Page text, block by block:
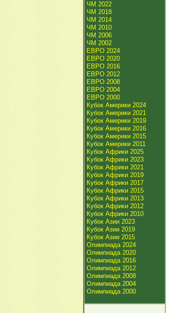
ЧМ 2022
ЧМ 2018
ЧМ 2014
ЧМ 2010
ЧМ 2006
ЧМ 2002
ЕВРО 2024
ЕВРО 2020
ЕВРО 2016
ЕВРО 2012
ЕВРО 2008
ЕВРО 2004
ЕВРО 2000
Кубок Америки 2024
Кубок Америки 2021
Кубок Америки 2019
Кубок Америки 2016
Кубок Америки 2015
Кубок Америки 2011
Кубок Африки 2025
Кубок Африки 2023
Кубок Африки 2021
Кубок Африки 2019
Кубок Африки 2017
Кубок Африки 2015
Кубок Африки 2013
Кубок Африки 2012
Кубок Африки 2010
Кубок Азии 2023
Кубок Азии 2019
Кубок Азии 2015
Олимпиада 2024
Олимпиада 2020
Олимпиада 2016
Олимпиада 2012
Олимпиада 2008
Олимпиада 2004
Олимпиада 2000